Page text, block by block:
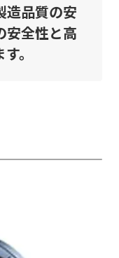
造品質の安
安全性と高
。